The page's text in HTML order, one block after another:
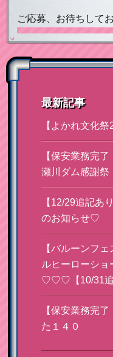
ご応募、お待ちし
最新記事
【よかれ文化
【保安業務完
瀬川ダム感謝祭
【12/29追記あ
のお知らせ♡
【バルーンフ
ルヒーローシ
♡♡♡【10/31追
【保安業務完
た１４０